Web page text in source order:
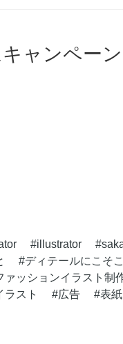
ャンペーン
illustrator
ディテールにこそ
ァッションイラスト制
ラスト 広告 表紙